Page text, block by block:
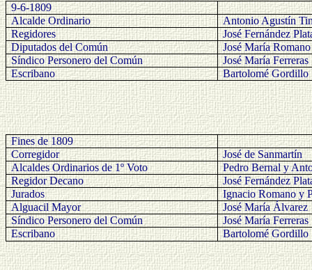
9-6-1809
Alcalde Ordinario
Antonio Agustín
Regidores
José Fernández
Diputados del Común
José María
Síndico Personero del Común
José María Ferreras
Escribano
Bartolomé Gordillo
Fines de 1809
Corregidor
José de Sanmartín
Alcaldes Ordinarios de 1º Voto
Pedro Bernal y
Regidor Decano
José Fernández
Jurados
Ignacio Romano y
Alguacil Mayor
José María Álvarez
Síndico Personero del Común
José María Ferreras
Escribano
Bartolomé Gordillo